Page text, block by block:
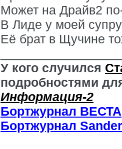
Может на Драйв2
В Лиде у моей
Её брат в Щучине
У кого случился
подробностями
Информация-2
Бортжурнал ВЕСТА
Бортжурнал